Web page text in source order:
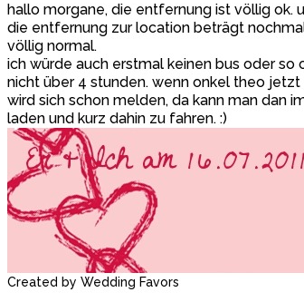
hallo morgane, die entfernung ist völlig ok.
die entfernung zur location beträgt
völlig normal.
ich würde auch erstmal keinen bus oder so
nicht über 4 stunden. wenn onkel theo
wird sich schon melden, da kann man dan
laden und kurz dahin zu fahren. :)
Created by Wedding Favors